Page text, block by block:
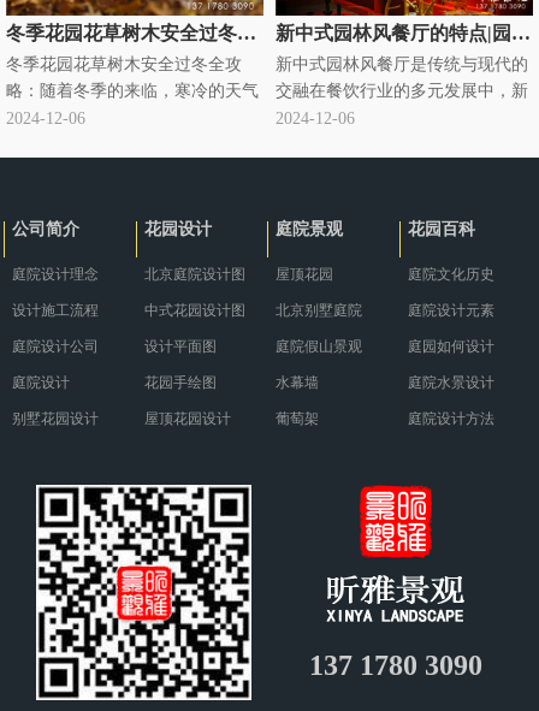
冬季花园花草树木安全过冬全攻略|别墅庭院绿化过冬知识
冬季花园花草树木安全过冬全攻
略：随着冬季的来临，寒冷的天气
对花园里的花草树木构成了严峻的
2024-12-06
新中式园林风餐厅的特点|园林式饭店
新中式园林风餐厅是传统与现代的
交融在餐饮行业的多元发展中，新
中式园林风餐厅悄然兴起，成为独
2024-12-06
公司简介
庭院设计理念
设计施工流程
庭院设计公司
庭院设计
别墅花园设计
花园设计
北京庭院设计图
中式花园设计图
设计平面图
花园手绘图
屋顶花园设计
庭院景观
屋顶花园
北京别墅庭院
庭院假山景观
水幕墙
葡萄架
花园百科
庭院文化历史
庭院设计元素
庭园如何设计
庭院水景设计
庭院设计方法
137 1780 3090